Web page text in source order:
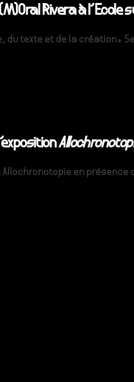
Rivera à l’Ecole
du texte et de la
en